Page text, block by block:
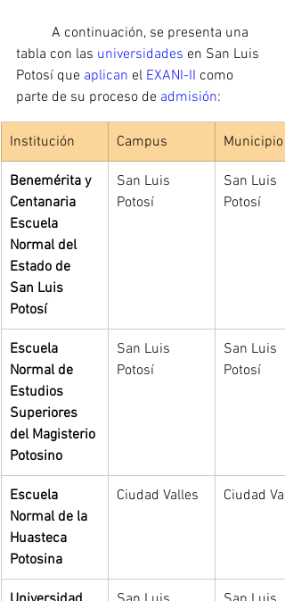
tabla con las universidades en San Luis
Potosí que aplican el EXANI-II como
parte de su proceso de admisión:
Institución Campus Municipio
Benemérita y
Centanaria
Escuela
Normal del
Estado de
San Luis
Potosí
San Luis
Potosí
San Luis
Potosí
Escuela
Normal de
Estudios
Superiores
del Magisterio
Potosino
San Luis
Potosí
San Luis
Potosí
Escuela
Normal de la
Huasteca
Potosina
Ciudad Valles Ciudad